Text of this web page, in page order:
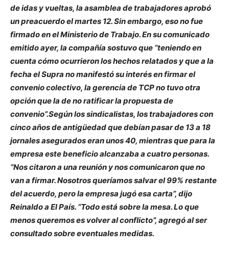
de idas y vueltas, la asamblea de trabajadores aprobó
un preacuerdo el martes 12. Sin embargo, eso no fue
firmado en el Ministerio de Trabajo. En su comunicado
emitido ayer, la compañía sostuvo que “teniendo en
cuenta cómo ocurrieron los hechos relatados y que a la
fecha el Supra no manifestó su interés en firmar el
convenio colectivo, la gerencia de TCP no tuvo otra
opción que la de no ratificar la propuesta de
convenio”.Según los sindicalistas, los trabajadores con
cinco años de antigüedad que debían pasar de 13 a 18
jornales asegurados eran unos 40, mientras que para la
empresa este beneficio alcanzaba a cuatro personas.
“Nos citaron a una reunión y nos comunicaron que no
van a firmar. Nosotros queríamos salvar el 99% restante
del acuerdo, pero la empresa jugó esa carta”, dijo
Reinaldo a El País. “Todo está sobre la mesa. Lo que
menos queremos es volver al conflicto”, agregó al ser
consultado sobre eventuales medidas.